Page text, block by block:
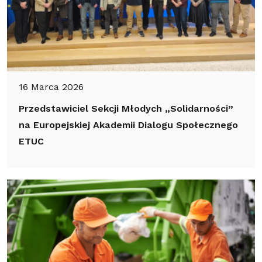
16 Marca 2026
Przedstawiciel Sekcji Młodych „Solidarności”
na Europejskiej Akademii Dialogu Społecznego
ETUC